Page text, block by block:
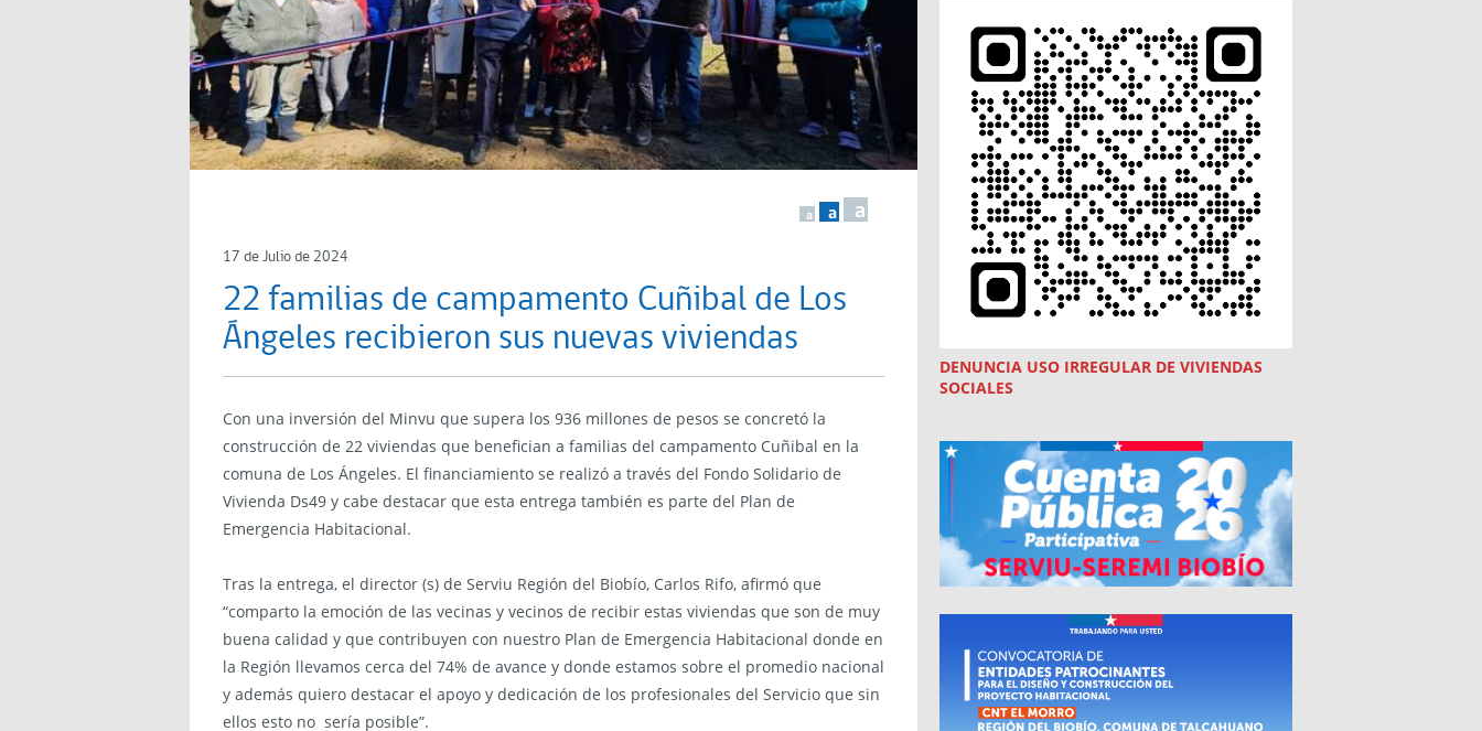
a a a
17 de Julio de 2024
22 familias de campamento Cuñibal de Los
Ángeles recibieron sus nuevas viviendas
Con una inversión del Minvu que supera los 936 millones de pesos se concretó la
construcción de 22 viviendas que benefician a familias del campamento Cuñibal en la
comuna de Los Ángeles. El financiamiento se realizó a través del Fondo Solidario de
Vivienda Ds49 y cabe destacar que esta entrega también es parte del Plan de
Emergencia Habitacional.
Tras la entrega, el director (s) de Serviu Región del Biobío, Carlos Rifo, afirmó que
“comparto la emoción de las vecinas y vecinos de recibir estas viviendas que son de muy
buena calidad y que contribuyen con nuestro Plan de Emergencia Habitacional donde en
la Región llevamos cerca del 74% de avance y donde estamos sobre el promedio nacional
y además quiero destacar el apoyo y dedicación de los profesionales del Servicio que sin
ellos esto no sería posible”.
DENUNCIA USO IRREGULAR DE VIVIENDAS
SOCIALES